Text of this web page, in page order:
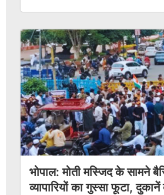
भोपाल: मोती मस्जिद के सामने
व्यापारियों का गुस्सा फूटा,